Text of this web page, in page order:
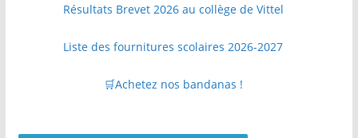
Résultats Brevet 2026 au collège de Vittel
Liste des fournitures scolaires 2026-2027
🛒Achetez nos bandanas !